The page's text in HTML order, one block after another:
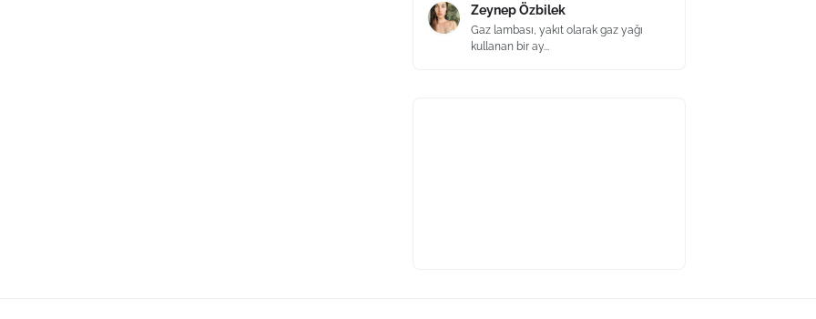
Zeynep Özbilek
Gaz lambası, yakıt olarak gaz yağı
kullanan bir ay...